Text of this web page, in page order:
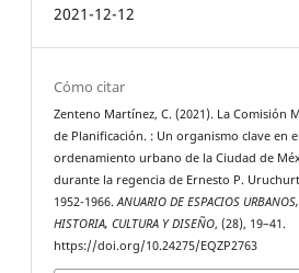
2021-12-12
Cómo citar
Zenteno Martínez, C. (2021). La Comisión
de Planificación. : Un organismo clave en el
ordenamiento urbano de la Ciudad de
durante la regencia de Ernesto P.
1952-1966.ANUARIO DE ESPACIOS URBANOS,
HISTORIA, CULTURA Y DISEÑO, (28), 19–41.
https://doi.org/10.24275/EQZP2763